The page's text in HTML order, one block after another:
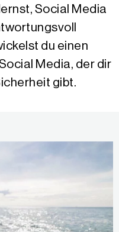
Social Media
du einen
Media, der dir
gibt.